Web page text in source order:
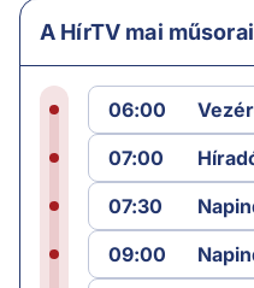
A HírTV mai műsorai
06:00
07:00
07:30
09:00